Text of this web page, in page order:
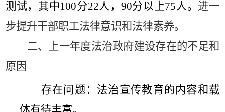
测试，其中100分22人， 90分以上75人。 进一
步提升干部职工法律意识和法律素养。
二、上一年度法治政府建设存在的不足和
原因
存在问题：法治宣传教育的内容和载